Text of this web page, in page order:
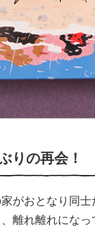
りの再会！
がおとなり同
離れ離れになっ